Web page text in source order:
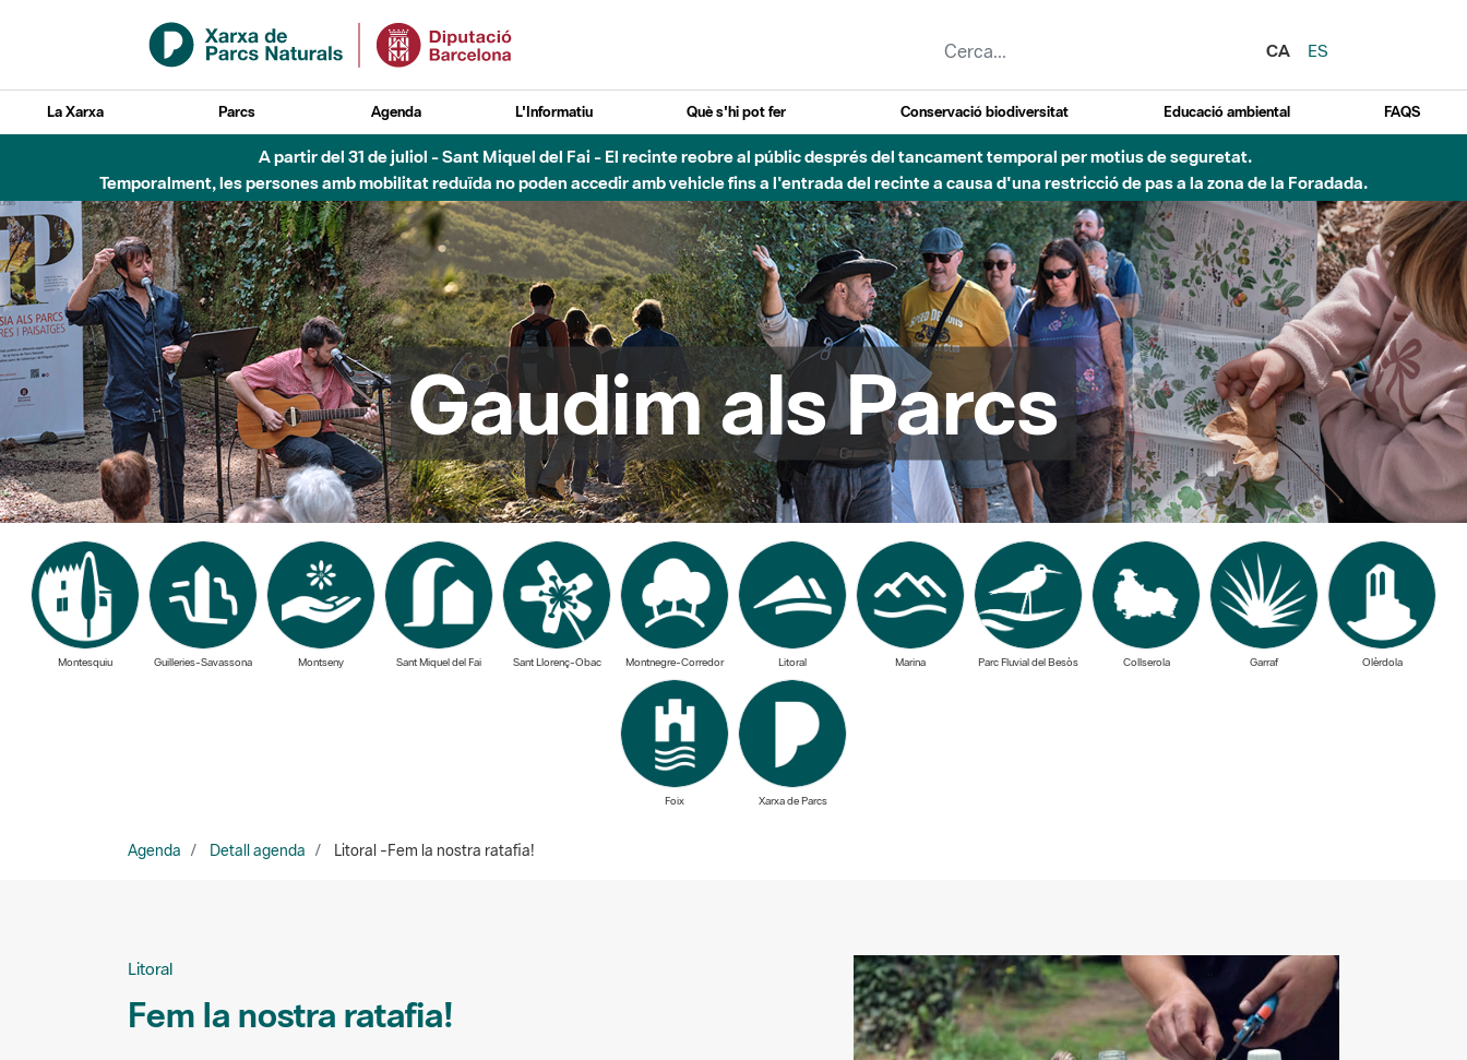
Salta al contingut principal
CA
ES
La Xarxa Parcs Agenda L'Informatiu Què s'hi pot fer Conservació biodiversitat Educació ambiental FAQS
6 d'agost - Parc Fluvial Besòs - Activació de la Fase d'Alerta del Parc Fluvial del Besòs per pluges intenses.
Tancats els accessos al Parc.
Gaudim als Parcs
Montesquiu Guilleries-Savassona Montseny Sant Miquel del Fai Sant Llorenç-Obac Montnegre-Corredor Litoral Marina Parc Fluvial del Besòs Collserola Garraf Olèrdola
Foix Xarxa de Parcs
Agenda Detall agenda Litoral -Fem la nostra ratafia!
Litoral
Fem la nostra ratafia!